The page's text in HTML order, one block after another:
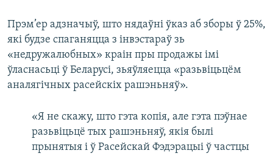
Прэм’ер адзначыў, што нядаўні ўказ аб зборы ў 25%,
які будзе спаганяцца з інвэстараў зь
«недружалюбных» краін пры продажы імі
ўласнасьці ў Беларусі, зьяўляецца «разьвіцьцём
аналягічных расейскіх рашэньняў».
«Я не скажу, што гэта копія, але гэта пэўнае
разьвіцьцё тых рашэньняў, якія былі
прынятыя і ў Расейскай Фэдэрацыі ў частцы